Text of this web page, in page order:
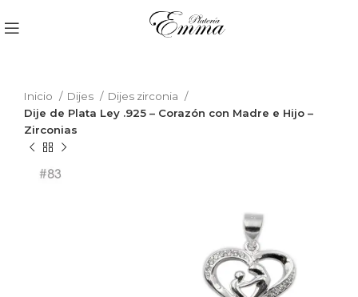
Inicio Dijes
Dijes zirconia
Dije de Plata Ley .925 – Corazón con Madre e Hijo –
Zirconias